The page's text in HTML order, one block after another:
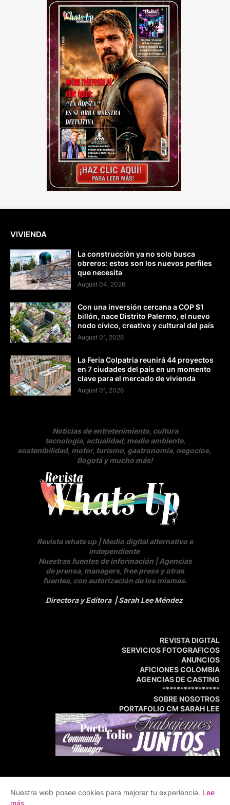
VIVIENDA
La construcción ya no solo busca
obreros: estos son los nuevos perfiles
que necesita
August 04, 2026
Con una inversión cercana a COP $1
billón, nace Distrito Palermo, el nuevo
nodo cívico, creativo y cultural del país
August 01, 2026
La Feria Colpatria reunirá 44 proyectos
en 7 ciudades del país en un momento
clave para el mercado de vivienda
August 01, 2026
Noticias de entretenimiento, cultura
tecnología, actualidad, medio ambiente,
sostenibilidad, motor, turismo, gastronomía, negocios,
Bogotá y mucho más!
Revista whats up | Medio digital alternativo e
independiente
Nuestras fuentes de información | Agencias
de prensa, managers, free press y otras
fuentes, con autorización de los mismas.
Directora y Editora| Sarah Lee Méndez
REVISTA DIGITAL
SERVICIOS FOTOGRAFICOS
ANUNCIOS
AFICIONES COLOMBIA
AGENCIAS DE CASTING
****************
SOBRE NOSOTROS
PORTAFOLIO CM SARAH LEE
Inicio Portafolio Central de Medios
Nuestra web posee cookies para mejorar tu experiencia. Lee
más